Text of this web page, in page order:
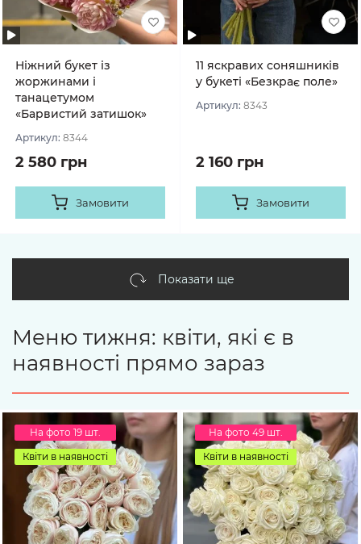
Ніжний букет із
жоржинами і
танацетумом
«Барвистий затишок»
Артикул: 8344
2 580 грн
Замовити
11 яскравих соняшників
у букеті «Безкрає поле»
Артикул: 8343
2 160 грн
Замовити
Показати ще
Меню тижня: квіти, які є в
наявності прямо зараз
На фото 19 шт.
Квіти в наявності
На фото 49 шт.
Квіти в наявності